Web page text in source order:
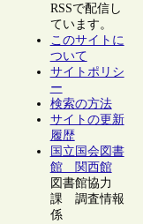
RSSで配信し
ています。
このサイトに
ついて
サイトポリシ
ー
検索の方法
サイトの更新
履歴
国立国会図書
館 関西館
図書館協力
課 調査情報
係